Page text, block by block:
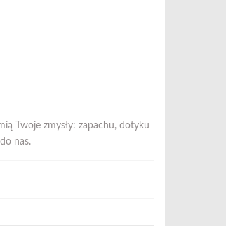
Twoje zmysły: zapachu, dotyku
nas.